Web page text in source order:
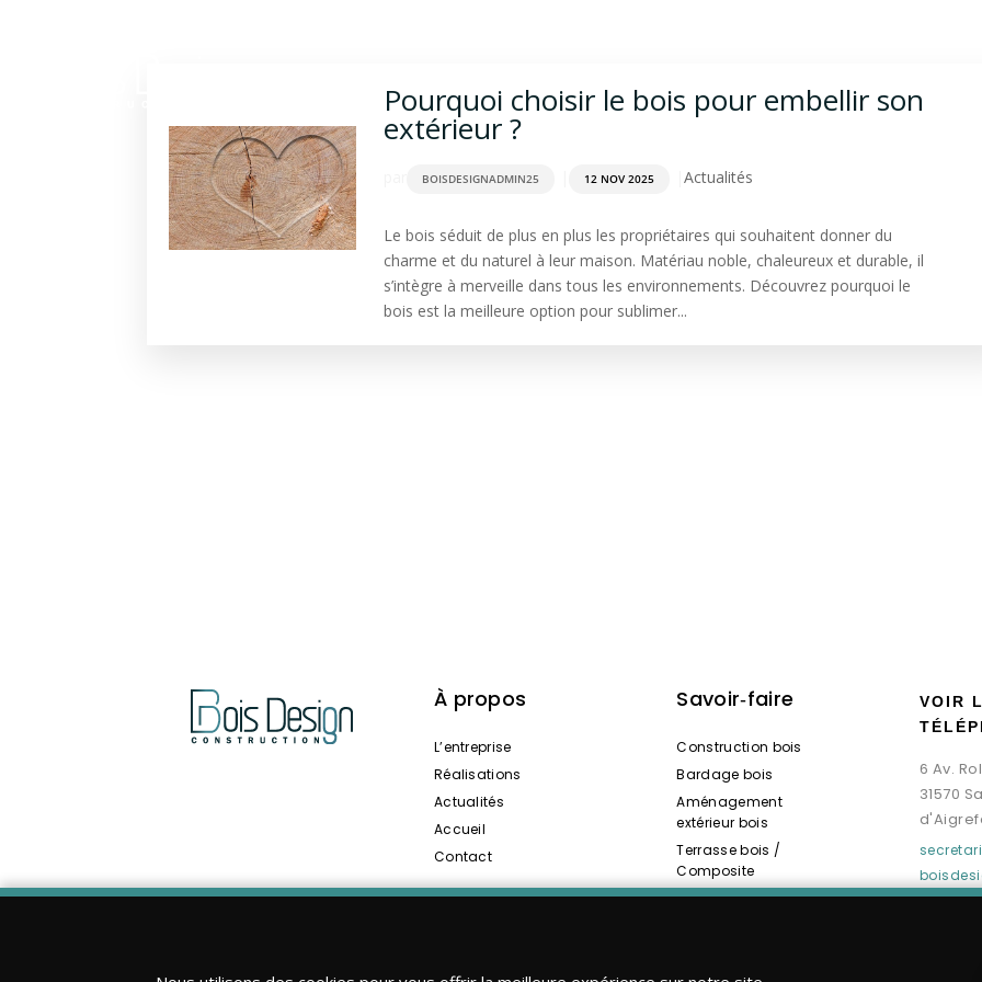
Pourquoi choisir le bois pour embellir son
extérieur ?
BOISDESIGNADMIN25 12 NOV 2025 Actualités
Le bois séduit de plus en plus les propriétaires qui souhaitent donner du
charme et du naturel à leur maison. Matériau noble, chaleureux et durable, il
s’intègre à merveille dans tous les environnements. Découvrez pourquoi le
bois est la meilleure option pour sublimer...
À propos
L’entreprise
Réalisations
Actualités
Accueil
Contact
Savoir‑faire
Construction bois
Bardage bois
Aménagement
extérieur bois
Terrasse bois /
Composite
Spas / Saunas bois
VOIR
6 Av.
31570